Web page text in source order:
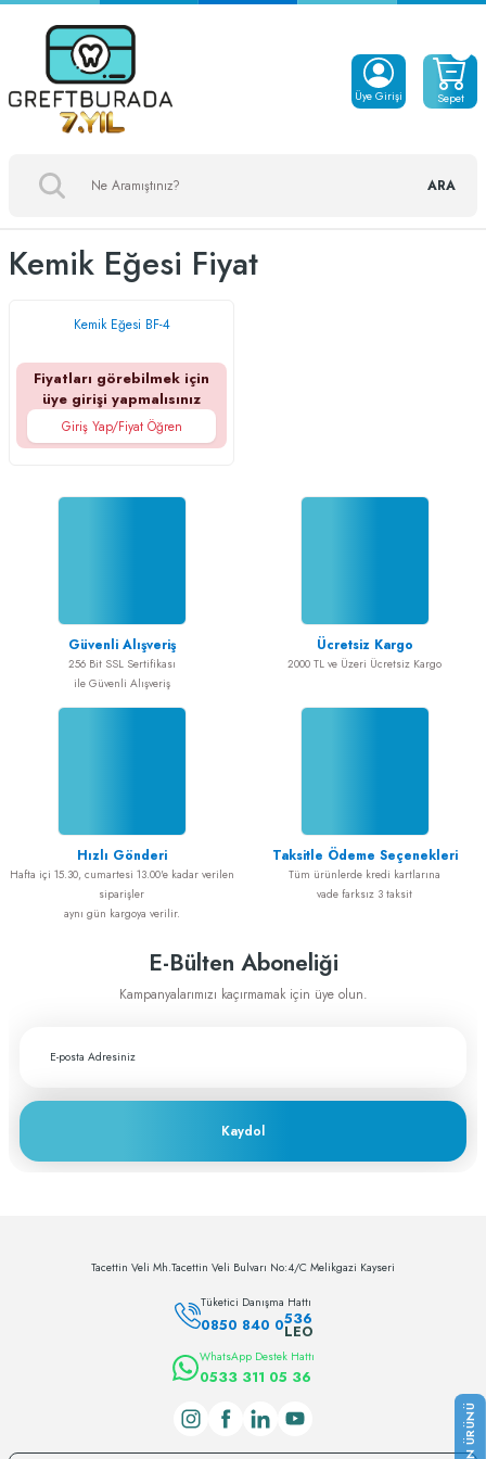
ARA
Üye Girişi Sepet
Kemik Eğesi Fiyat
Kemik Eğesi BF-4
Fiyatları görebilmek için
üye girişi yapmalısınız
Giriş Yap/Fiyat Öğren
Güvenli Alışveriş
256 Bit SSL Sertifikası
ile Güvenli Alışveriş
Ücretsiz Kargo
2000 TL ve Üzeri Ücretsiz Kargo
Hızlı Gönderi
Hafta içi 15.30, cumartesi 13.00'e kadar verilen
siparişler
aynı gün kargoya verilir.
Taksitle Ödeme Seçenekleri
Tüm ürünlerde kredi kartlarına
vade farksız 3 taksit
E-Bülten Aboneliği
Kampanyalarımızı kaçırmamak için üye olun.
Kaydol
Tacettin Veli Mh.Tacettin Veli Bulvarı No:4/C Melikgazi Kayseri
Tüketici Danışma Hattı
0850 840 0536
LEO
WhatsApp Destek Hattı
0533 311 05 36